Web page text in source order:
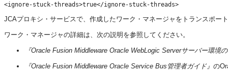
<ignore-stuck-threads>true</ignore-stuck-threads>
JCAプロキシ・サービスで、作成したワーク・マネージャをトランスポー
ワーク・マネージャの詳細は、次の説明を参照してください。
『Oracle Fusion Middleware Oracle WebLogic Serverサーバー環境
『Oracle Fusion Middleware Oracle Service Bus管理者ガイド』 の